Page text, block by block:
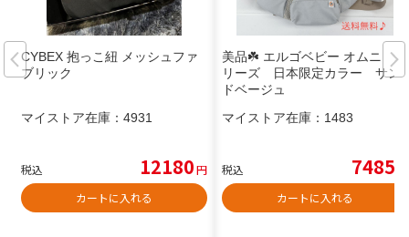
CYBEX 抱っこ紐 メッシュファ
ブリック
マイストア在庫： 4931
税込 12180円
カートに入れる
美品☘️ エルゴベビー オムニ ブ
リーズ 日本限定カラー サン
ドベージュ
マイストア在庫： 1483
税込 7485
カートに入れる